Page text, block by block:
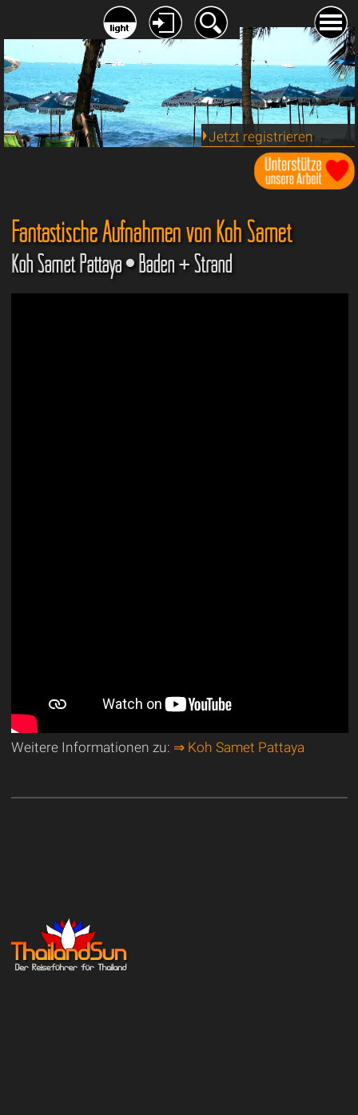
Jetzt registrieren
Fantastische Aufnahmen von Koh Samet
Koh Samet Pattaya • Baden + Strand
Weitere Informationen zu: ⇒ Koh Samet Pattaya